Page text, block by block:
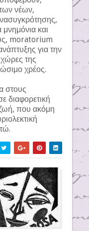
νέων,
και
moratorium
για την
της
χρέος.
στους
διαφορετική
που ακόμη